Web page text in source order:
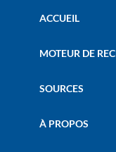
ACCUEIL
MOTEUR DE
SOURCES
À PROPOS